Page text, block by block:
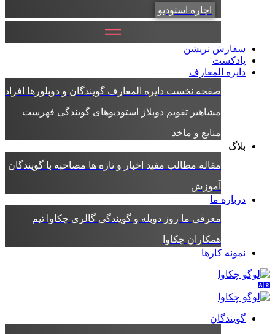
اجاره استودیو
سفارش نریشن
پادکست
دایره المعارف
صفحه نخست دایره المعارفگویندگان و دوبلورهاافراد
مشاهیرتقویم دوبلاژاستودیوهای گویندگیفهرست
منابع و ماخذ
بلاگ
مقالهمطالب مفیداخبار و تازه ها مصاحبه با گویندگان
آموزش
درباره ما
معرفی ماروز دوبله و گویندگیگالری چکاواتیم
همکاران چکاوا
نمونه کارها
گویندگان